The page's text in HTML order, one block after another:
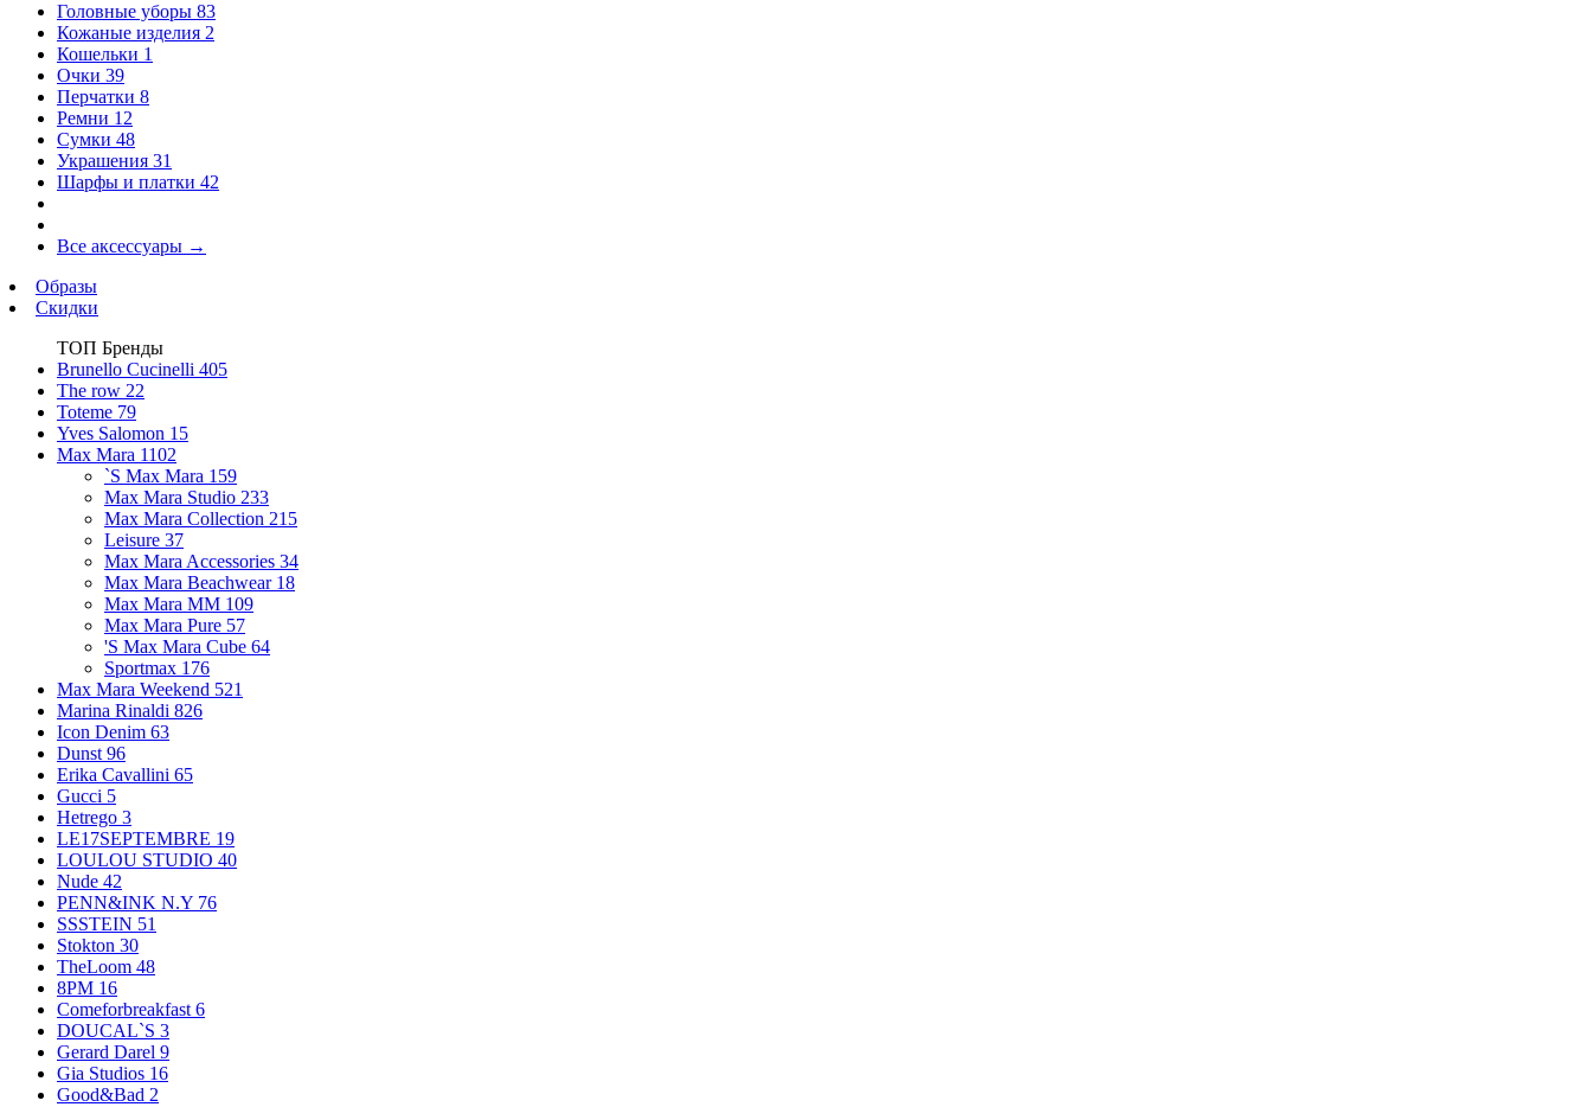
Головные уборы 83
Кожаные изделия 2
Кошельки 1
Очки 39
Перчатки 8
Ремни 12
Сумки 48
Украшения 31
Шарфы и платки 42
Все аксессуары →
Образы
Скидки
ТОП Бренды
Brunello Cucinelli 405
The row 22
Toteme 79
Yves Salomon 15
Max Mara 1102
`S Max Mara 159
Max Mara Studio 233
Max Mara Collection 215
Leisure 37
Max Mara Accessories 34
Max Mara Beachwear 18
Max Mara MM 109
Max Mara Pure 57
'S Max Mara Cube 64
Sportmax 176
Max Mara Weekend 521
Marina Rinaldi 826
Icon Denim 63
Dunst 96
Erika Cavallini 65
Gucci 5
Hetrego 3
LE17SEPTEMBRE 19
LOULOU STUDIO 40
Nude 42
PENN&INK N.Y 76
SSSTEIN 51
Stokton 30
TheLoom 48
8PM 16
Comeforbreakfast 6
DOUCAL`S 3
Gerard Darel 9
Gia Studios 16
Good&Bad 2